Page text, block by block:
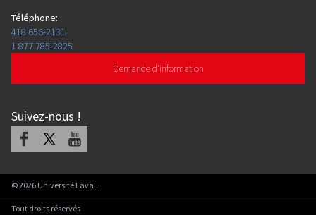
Téléphone:
418 656-2131
1 877 785-2825
Demande d'information
Suivez-nous !
Facebook Youtube
©2026 Université Laval.
Tout droits réservés